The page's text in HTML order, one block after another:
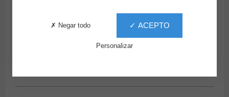
✓ ACEPTO
✗ Negar todo
Personalizar